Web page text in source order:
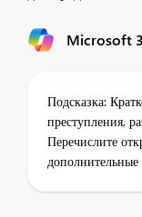
Microsoft
Подсказка:
преступления,
Перечислите
дополнительные